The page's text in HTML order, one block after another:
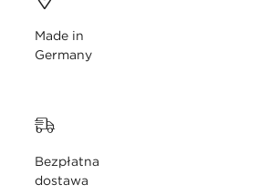
Made in
Germany
Bezpłatna
dostawa